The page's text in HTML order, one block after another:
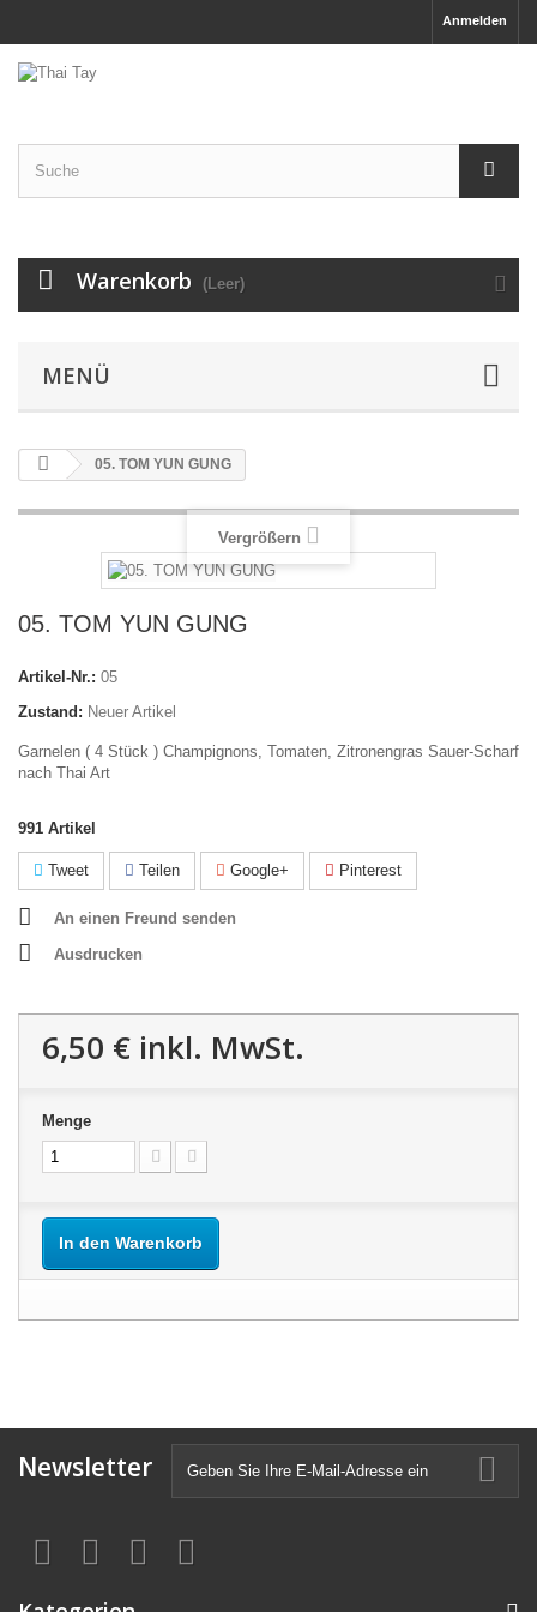
Anmelden
Warenkorb (Leer)
MENÜ
05. TOM YUN GUNG
Vergrößern
05. TOM YUN GUNG
Artikel-Nr.: 05
Zustand: Neuer Artikel
Garnelen ( 4 Stück ) Champignons, Tomaten, Zitronengras Sauer-Scharf
nach Thai Art
991 Artikel
Tweet Teilen Google+ Pinterest
An einen Freund senden
Ausdrucken
6,50 € inkl. MwSt.
Menge
In den Warenkorb
Newsletter